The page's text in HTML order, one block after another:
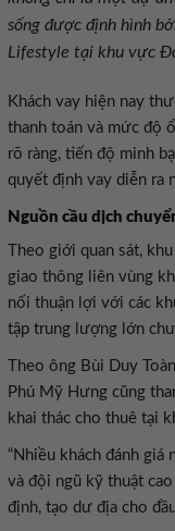
sống được định hình
Lifestyle tại khu vực
Khách vay hiện nay
thanh toán và mức độ
rõ ràng, tiến độ minh
quyết định vay diễn ra
Nguồn cầu dịch
Theo giới quan sát,
giao thông liên vùng
nối thuận lợi với các
tập trung lượng lớn
Theo ông Bùi Duy
Phú Mỹ Hưng cũng
khai thác cho thuê tại
“Nhiều khách đánh
và đội ngũ kỹ thuật
định, tạo dư địa cho